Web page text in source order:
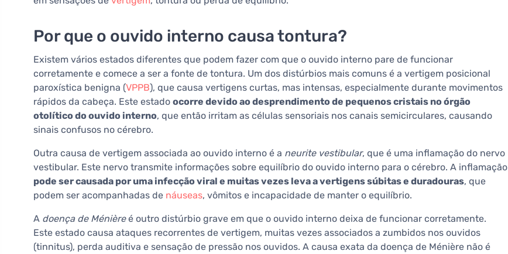
Por que o ouvido interno causa tontura?
Existem vários estados diferentes que podem fazer com que o ouvido interno pare de funcionar
corretamente e comece a ser a fonte de tontura. Um dos distúrbios mais comuns é a vertigem posicional
paroxística benigna (VPPB), que causa vertigens curtas, mas intensas, especialmente durante movimentos
rápidos da cabeça. Este estado ocorre devido ao desprendimento de pequenos cristais no órgão
otolítico do ouvido interno, que então irritam as células sensoriais nos canais semicirculares, causando
sinais confusos no cérebro.
Outra causa de vertigem associada ao ouvido interno é a neurite vestibular, que é uma inflamação do nervo
vestibular. Este nervo transmite informações sobre equilíbrio do ouvido interno para o cérebro. A inflamação
pode ser causada por uma infecção viral e muitas vezes leva a vertigens súbitas e duradouras, que
podem ser acompanhadas de náuseas, vômitos e incapacidade de manter o equilíbrio.
A doença de Ménièreé outro distúrbio grave em que o ouvido interno deixa de funcionar corretamente.
Este estado causa ataques recorrentes de vertigem, muitas vezes associados a zumbidos nos ouvidos
(tinnitus), perda auditiva e sensação de pressão nos ouvidos. A causa exata da doença de Ménière não é